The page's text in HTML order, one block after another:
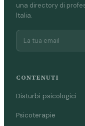
una directory di
Italia.
CONTENUTI
Disturbi psicologici
Psicoterapie